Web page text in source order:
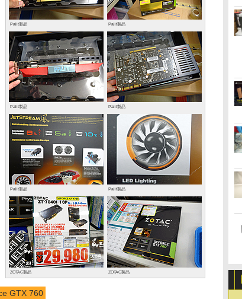
Palit製品 Palit製品
Palit製品 Palit製品
Palit製品 Palit製品
ZOTAC製品 ZOTAC製品
GTX 760